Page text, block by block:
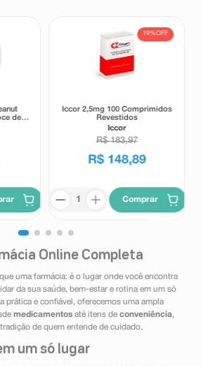
de
19%OFF
Iccor 2,5mg 100 Comprimidos
Revestidos
Iccor
R$ 183,97
R$ 148,89
Comprar
Online Completa
uma farmácia: é o lugar onde você encontra
da sua saúde, bem-estar e rotina em um só
prática e confiável, oferecemos uma ampla
medicamentosaté itens de conveniência,
de quem entende de cuidado.
um só lugar